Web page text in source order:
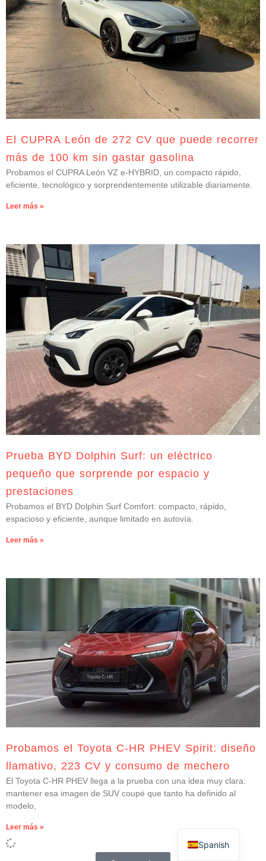
El CUPRA León de 272 CV que puede recorrer
más de 100 km sin gastar gasolina
Probamos el CUPRA León VZ e-HYBRID, un compacto rápido,
eficiente, tecnológico y sorprendentemente utilizable diariamente.
Leer más »
Prueba BYD Dolphin Surf: un eléctrico
pequeño que sorprende por espacio y
prestaciones
Probamos el BYD Dolphin Surf Comfort: compacto, rápido,
espacioso y eficiente, aunque limitado en autovía.
Leer más »
Probamos el Toyota C-HR PHEV Spirit: diseño
llamativo, 223 CV y consumo de mechero
El Toyota C-HR PHEV llega a la prueba con una idea muy clara:
mantener esa imagen de SUV coupé que tanto ha definido al
modelo,
Leer más »
Spanish